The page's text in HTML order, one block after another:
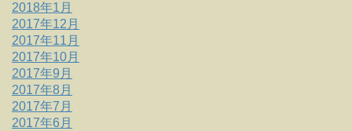
2018年1月
2017年12月
2017年11月
2017年10月
2017年9月
2017年8月
2017年7月
2017年6月